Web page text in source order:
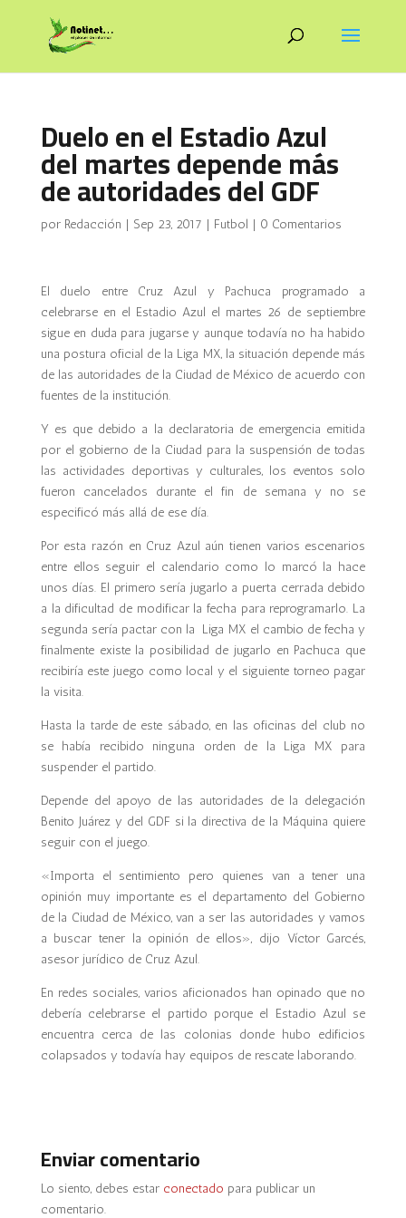
Duelo en el Estadio Azul
del martes depende más
de autoridades del GDF
por Redacción | Sep 23, 2017 | Futbol | 0 Comentarios
El duelo entre Cruz Azul y Pachuca programado a
celebrarse en el Estadio Azul el martes 26 de septiembre
sigue en duda para jugarse y aunque todavía no ha habido
una postura oficial de la Liga MX, la situación depende más
de las autoridades de la Ciudad de México de acuerdo con
fuentes de la institución.
Y es que debido a la declaratoria de emergencia emitida
por el gobierno de la Ciudad para la suspensión de todas
las actividades deportivas y culturales, los eventos solo
fueron cancelados durante el fin de semana y no se
especificó más allá de ese día.
Por esta razón en Cruz Azul aún tienen varios escenarios
entre ellos seguir el calendario como lo marcó la hace
unos días. El primero sería jugarlo a puerta cerrada debido
a la dificultad de modificar la fecha para reprogramarlo. La
segunda sería pactar con la Liga MX el cambio de fecha y
finalmente existe la posibilidad de jugarlo en Pachuca que
recibiría este juego como local y el siguiente torneo pagar
la visita.
Hasta la tarde de este sábado, en las oficinas del club no
se había recibido ninguna orden de la Liga MX para
suspender el partido.
Depende del apoyo de las autoridades de la delegación
Benito Juárez y del GDF si la directiva de la Máquina quiere
seguir con el juego.
«Importa el sentimiento pero quienes van a tener una
opinión muy importante es el departamento del Gobierno
de la Ciudad de México, van a ser las autoridades y vamos
a buscar tener la opinión de ellos», dijo Víctor Garcés,
asesor jurídico de Cruz Azul.
En redes sociales, varios aficionados han opinado que no
debería celebrarse el partido porque el Estadio Azul se
encuentra cerca de las colonias donde hubo edificios
colapsados y todavía hay equipos de rescate laborando.
Enviar comentario
Lo siento, debes estar conectado para publicar un
comentario.